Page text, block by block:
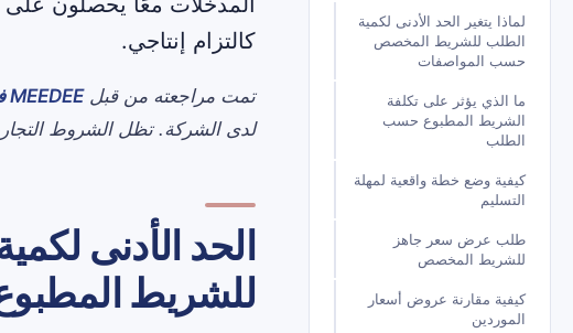
لماذا يتغير الحد الأدنى لكمية
الطلب للشريط المخصص
حسب المواصفات
ما الذي يؤثر على تكلفة
الشريط المطبوع حسب
الطلب
كيفية وضع خطة واقعية لمهلة
التسليم
طلب عرض سعر جاهز
للشريط المخصص
كيفية مقارنة عروض أسعار
الموردين
كالتزام إنتاجي.
تمت مراجعته من قبلMEEDEE فريق تحرير ريبون
لدى الشركة. تظل الشروط
الحد الأدنى
للشريط